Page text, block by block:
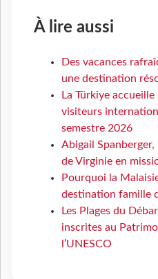
À lire aussi
Des vacances
une destination
La Türkiye
visiteurs
semestre 2026
Abigail
de Virginie en
Pourquoi la
destination famille
Les Plages du
inscrites au
l’UNESCO